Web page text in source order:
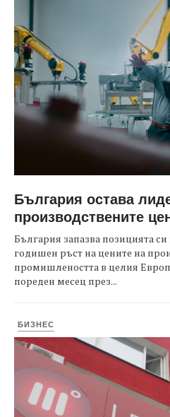
България остава
производствените
България запазва позицията
годишен ръст на цените на
промишлеността в целия
пореден месец през...
БИЗНЕС